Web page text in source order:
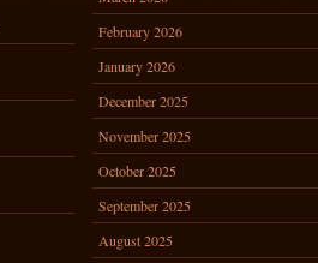
February 2026
January 2026
December 2025
November 2025
October 2025
September 2025
August 2025